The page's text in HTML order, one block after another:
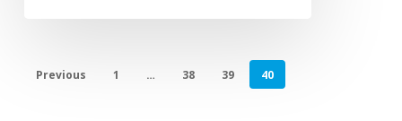
Previous 1 … 38 39 40